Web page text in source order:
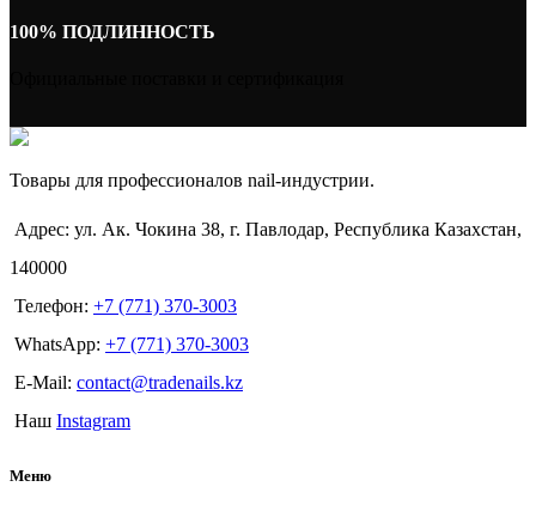
100% ПОДЛИННОСТЬ
Товары для профессионалов nail-индустрии.
Адрес: ул. Ак. Чокина 38, г. Павлодар, Республика Казахстан,
140000
Телефон: +7 (771) 370-3003
WhatsApp: +7 (771) 370-3003
E-Mail: contact@tradenails.kz
Наш Instagram
Меню